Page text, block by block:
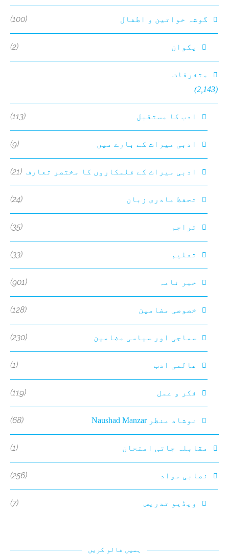
گوشہ خواتین و اطفال (100)
پکوان (2)
متفرقات
(2,143)
ادب کا مستقبل (113)
ادبی میراث کے بارے میں (9)
ادبی میراث کے قلمکاروں کا مختصر تعارف (21)
تحفظ مادری زبان (24)
تراجم (35)
تعلیم (33)
خبر نامہ (901)
خصوصی مضامین (128)
سماجی اور سیاسی مضامین (230)
عالمی ادب (1)
فکر و عمل (119)
نوشاد منظر Naushad Manzar (68)
مقابلہ جاتی امتحان (1)
نصابی مواد (256)
ویڈیو تدریس (7)
ہمیں فالو کریں